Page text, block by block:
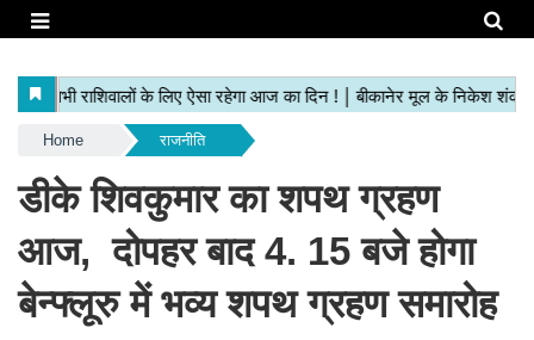
Home राजनीति
डीके शिवकुमार का शपथ ग्रहण
आज, दोपहर बाद 4. 15 बजे होगा
बेन्फ्लूरु में भव्य शपथ ग्रहण समारोह